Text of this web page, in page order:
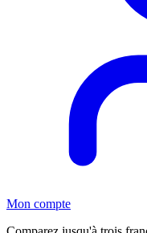
Mon compte